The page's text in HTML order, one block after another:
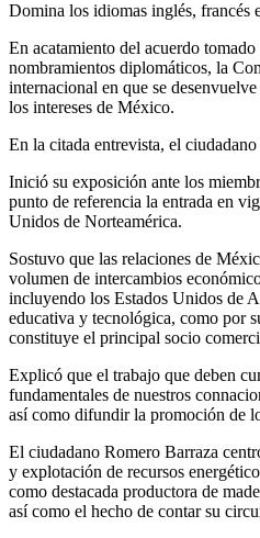
Domina los idiomas inglés, francés
En acatamiento del acuerdo
nombramientos diplomáticos, la
internacional en que se
los intereses de México.
En la citada entrevista, el
Inició su exposición ante los
punto de referencia la entrada en
Unidos de Norteamérica.
Sostuvo que las relaciones de
volumen de intercambios
incluyendo los Estados Unidos de
educativa y tecnológica, como por
constituye el principal socio
Explicó que el trabajo que deben
fundamentales de nuestros
así como difundir la promoción de
El ciudadano Romero Barraza
y explotación de recursos
como destacada productora de
así como el hecho de contar su